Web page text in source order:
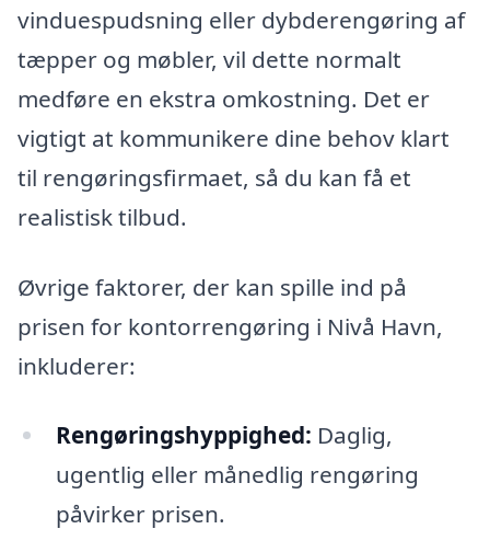
vinduespudsning eller dybderengøring af
tæpper og møbler, vil dette normalt
medføre en ekstra omkostning. Det er
vigtigt at kommunikere dine behov klart
til rengøringsfirmaet, så du kan få et
realistisk tilbud.
Øvrige faktorer, der kan spille ind på
prisen for kontorrengøring i Nivå Havn,
inkluderer:
Rengøringshyppighed: Daglig,
ugentlig eller månedlig rengøring
påvirker prisen.